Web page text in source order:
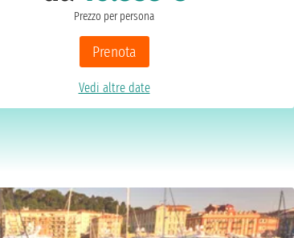
Prezzo per persona
Prenota
Vedi altre date